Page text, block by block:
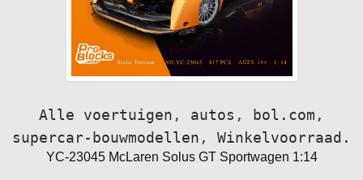
Alle voertuigen , autos , bol.com ,
supercar-bouwmodellen , Winkelvoorraad.
YC-23045 McLaren Solus GT Sportwagen 1:14